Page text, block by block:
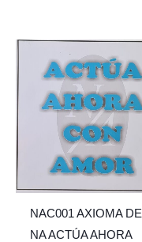
NAC001 AXIOMA DE
NA ACTÚA AHORA